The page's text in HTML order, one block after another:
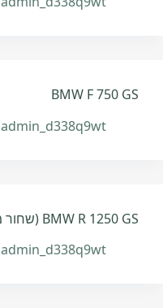
BMW F 750 GS
admin_d338q9wt
BMW R 1250 GS (שחור משולש)
admin_d338q9wt